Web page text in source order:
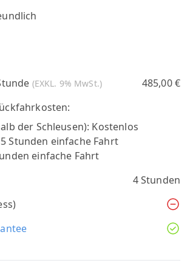
(EXKL. 9% MwSt.)
485,00 €
der Schleusen): Kostenlos
Stunden einfache Fahrt
einfache Fahrt
4 Stunden